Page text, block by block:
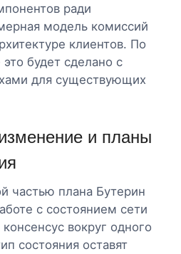
ради
модель комиссий
клиентов. По
будет сделано с
для существующих
и планы
частью плана Бутерин
с состоянием сети
вокруг одного
состояния оставят